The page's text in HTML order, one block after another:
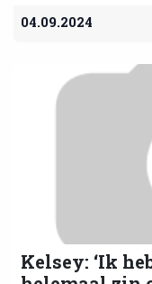
04.09.2024
Kelsey: ‘Ik